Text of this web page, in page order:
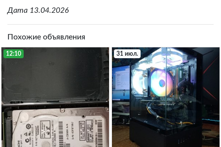
Дата 13.04.2026
Похожие объявления
12:10 31 июл.